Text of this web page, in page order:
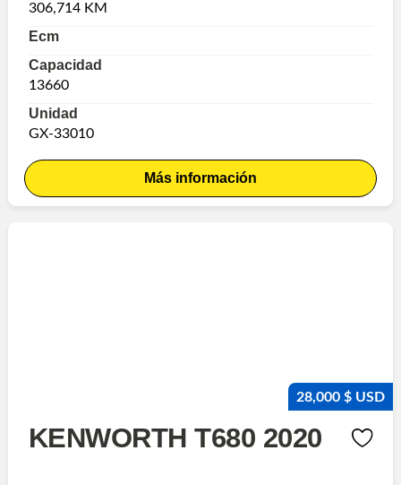
306,714 KM
Ecm
Capacidad
13660
Unidad
GX-33010
Más información
28,000 $ USD
KENWORTH T680 2020